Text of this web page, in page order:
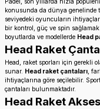
konusunda da dünya genelinde
seviyedeki oyuncuların
bir kontrol, güç ve spin
boyutlarda ve modellerde Head
Head Raket
Head, raket sporları için gerekli
sunar. Head raket çantaları ,
ihtiyaçlarına göre seçilebilir.
çantaları bulunmaktadır.
Head Raket